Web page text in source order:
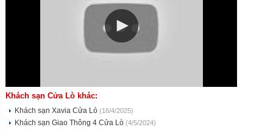
Khách sạn Cửa Lò khác:
Khách sạn Xavia Cửa Lò (16/4/2025)
Khách sạn Giao Thông 4 Cửa Lò (4/5/2024)